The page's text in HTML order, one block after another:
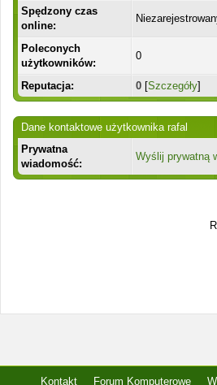
Spędzony czas
online:
Poleconych
użytkowników:
0
Reputacja: 0 [Szczegóły]
Dane kontaktowe użytkownika rafal
Prywatna
wiadomość:
Wyślij prywatną
Kontakt Forum Komputerowe